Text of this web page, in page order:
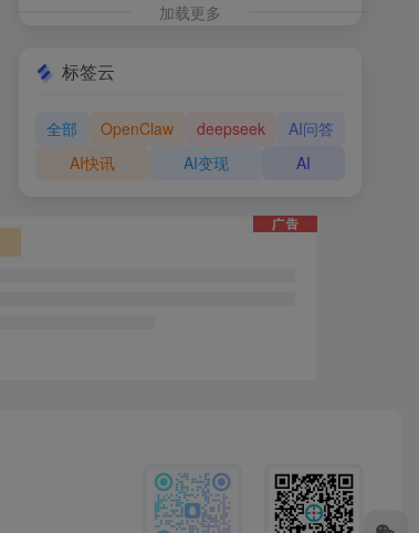
加载更多
标签云
全部 OpenClaw deepseek
AI问答
AI快讯
AI变现 AI